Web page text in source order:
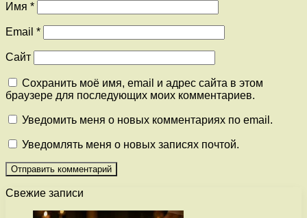
Имя *
Email *
Сайт
Сохранить моё имя, email и адрес сайта в этом
браузере для последующих моих комментариев.
Уведомить меня о новых комментариях по email.
Уведомлять меня о новых записях почтой.
Свежие записи